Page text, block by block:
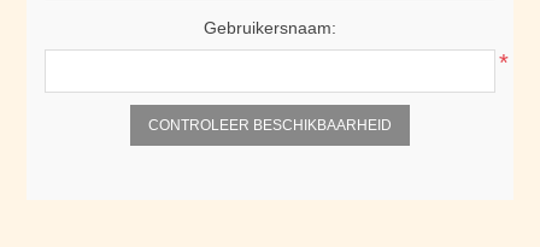
Gebruikersnaam:
*
CONTROLEER BESCHIKBAARHEID